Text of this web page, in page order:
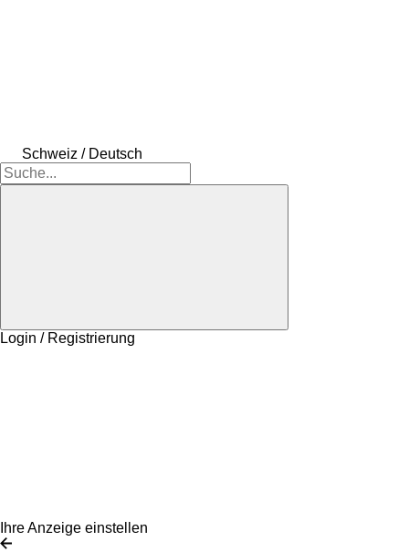
Schweiz / Deutsch
Login / Registrierung
Ihre Anzeige einstellen